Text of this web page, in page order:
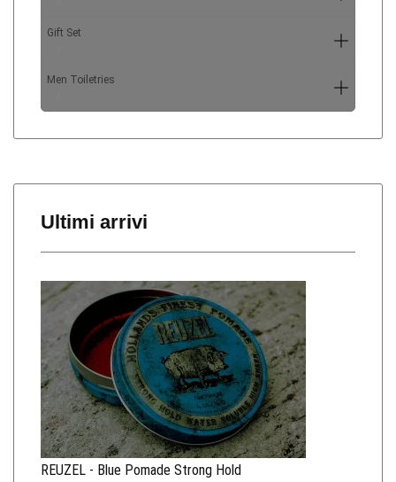
Gift Set
Men Toiletries
Ultimi arrivi
REUZEL - Blue Pomade Strong Hold